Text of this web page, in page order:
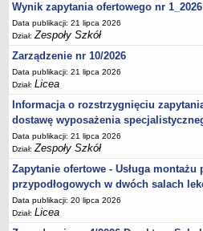
Wynik zapytania ofertowego nr 1_2026
Data publikacji: 21 lipca 2026
Dział:Zespoły Szkół
Zarządzenie nr 10/2026
Data publikacji: 21 lipca 2026
Dział:Licea
Informacja o rozstrzygnięciu
dostawę wyposażenia
Data publikacji: 21 lipca 2026
Dział:Zespoły Szkół
Zapytanie ofertowe - Usługa
przypodłogowych w dwóch salach
Data publikacji: 20 lipca 2026
Dział:Licea